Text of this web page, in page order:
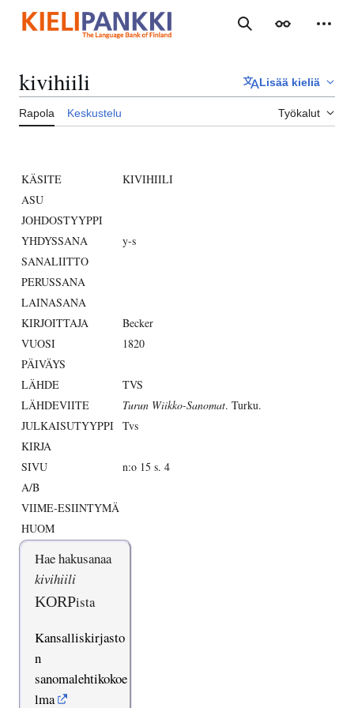
sisältöön
Haku Ulkoasu
kivihiili Lisää kieliä
Rapola Keskustelu Työkalut
KÄSITE
KIVIHIILI
ASU
JOHDOSTYYPPI
YHDYSSANA
y-s
SANALIITTO
PERUSSANA
LAINASANA
KIRJOITTAJA
Becker
VUOSI
1820
PÄIVÄYS
LÄHDE
TVS
LÄHDEVIITE
Turun Wiikko-Sanomat. Turku.
JULKAISUTYYPPI Tvs
KIRJA
SIVU
n:o 15 s. 4
A/B
VIIME-ESIINTYMÄ
HUOM
Hae hakusanaa
kivihiili
KORPista
Kansalliskirjasto
n
sanomalehtikokoe
lma